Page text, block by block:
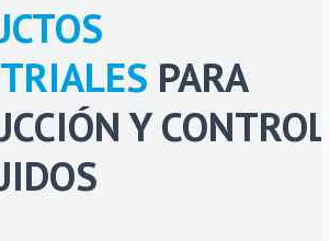
PARA
Y CONTROL